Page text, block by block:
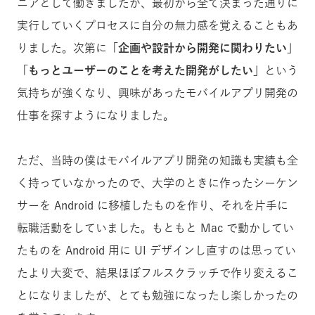
ニアとして働きましたが、最初から全て決まった通りに
実行していくプロセスに自分の無力感を覚えることもあ
りました。次第に
「企画や設計から開発に関わりたい」
「もっとユーザーのことを考えた開発がしたい」
という
気持ちが強くなり、興味があったモバイルアプリ開発の
仕事を探すようになりました。
ただ、当時の僕はモバイルアプリ開発の知識も実績も全
く持っていなかったので、大学のときに作ったシーケン
サーを Android に移植したものを作り、それを片手に
転職活動をしていました。もともと Mac で動かしてい
たものを Android 用に UI デザインし直すのは思ってい
たより大変で、結果ほぼフルスクラッチで作り変えるこ
とになりましたが、とても勉強になったし楽しかったの